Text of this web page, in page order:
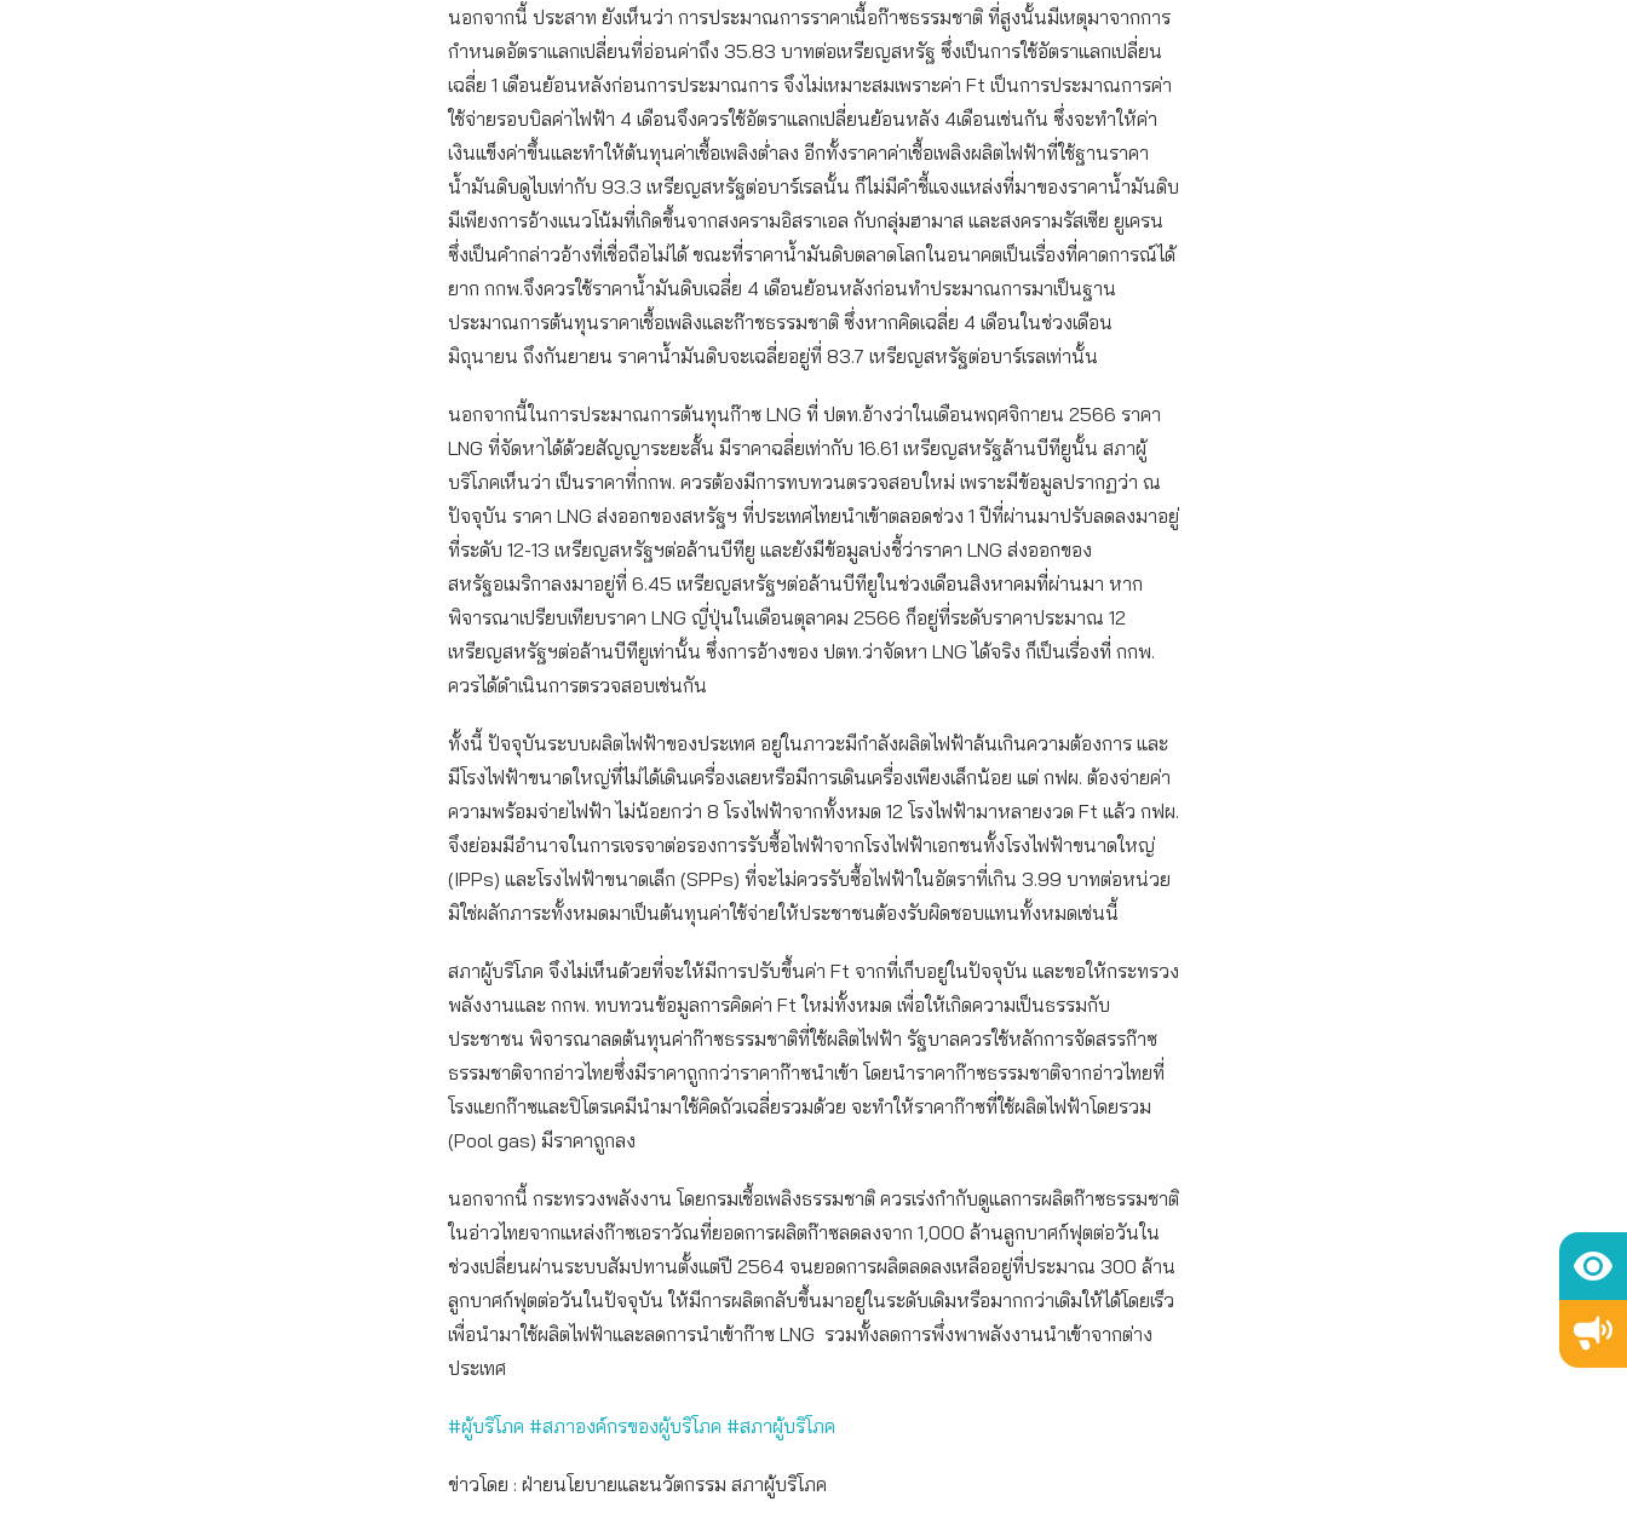
นอกจากนี้ ประสาท ยังเห็นว่า การประมาณการราคาเนื้อก๊าซธรรมชาติ ที่สูงนั้นมีเหตุมาจากการ
กำหนดอัตราแลกเปลี่ยนที่อ่อนค่าถึง 35.83 บาทต่อเหรียญสหรัฐ ซึ่งเป็นการใช้อัตราแลกเปลี่ยน
เฉลี่ย 1 เดือนย้อนหลังก่อนการประมาณการ จึงไม่เหมาะสมเพราะค่า Ft เป็นการประมาณการค่า
ใช้จ่ายรอบบิลค่าไฟฟ้า 4 เดือนจึงควรใช้อัตราแลกเปลี่ยนย้อนหลัง 4เดือนเช่นกัน ซึ่งจะทำให้ค่า
เงินแข็งค่าขึ้นและทำให้ต้นทุนค่าเชื้อเพลิงต่ำลง อีกทั้งราคาค่าเชื้อเพลิงผลิตไฟฟ้าที่ใช้ฐานราคา
น้ำมันดิบดูไบเท่ากับ 93.3 เหรียญสหรัฐต่อบาร์เรลนั้น ก็ไม่มีคำชี้แจงแหล่งที่มาของราคาน้ำมันดิบ
มีเพียงการอ้างแนวโน้มที่เกิดขึ้นจากสงครามอิสราเอล กับกลุ่มฮามาส และสงครามรัสเซีย ยูเครน
ซึ่งเป็นคำกล่าวอ้างที่เชื่อถือไม่ได้ ขณะที่ราคาน้ำมันดิบตลาดโลกในอนาคตเป็นเรื่องที่คาดการณ์ได้
ยาก กกพ.จึงควรใช้ราคาน้ำมันดิบเฉลี่ย 4 เดือนย้อนหลังก่อนทำประมาณการมาเป็นฐาน
ประมาณการต้นทุนราคาเชื้อเพลิงและก๊าชธรรมชาติ ซึ่งหากคิดเฉลี่ย 4 เดือนในช่วงเดือน
มิถุนายน ถึงกันยายน ราคาน้ำมันดิบจะเฉลี่ยอยู่ที่ 83.7 เหรียญสหรัฐต่อบาร์เรลเท่านั้น
นอกจากนี้ในการประมาณการต้นทุนก๊าซ LNG ที่ ปตท.อ้างว่าในเดือนพฤศจิกายน 2566 ราคา
LNG ที่จัดหาได้ด้วยสัญญาระยะสั้น มีราคาฉลี่ยเท่ากับ 16.61 เหรียญสหรัฐล้านบีทียูนั้น สภาผู้
บริโภคเห็นว่า เป็นราคาที่กกพ. ควรต้องมีการทบทวนตรวจสอบใหม่ เพราะมีข้อมูลปรากฏว่า ณ
ปัจจุบัน ราคา LNG ส่งออกของสหรัฐฯ ที่ประเทศไทยนำเข้าตลอดช่วง 1 ปีที่ผ่านมาปรับลดลงมาอยู่
ที่ระดับ 12-13 เหรียญสหรัฐฯต่อล้านบีทียู และยังมีข้อมูลบ่งชี้ว่าราคา LNG ส่งออกของ
สหรัฐอเมริกาลงมาอยู่ที่ 6.45 เหรียญสหรัฐฯต่อล้านบีทียูในช่วงเดือนสิงหาคมที่ผ่านมา หาก
พิจารณาเปรียบเทียบราคา LNG ญี่ปุ่นในเดือนตุลาคม 2566 ก็อยู่ที่ระดับราคาประมาณ 12
เหรียญสหรัฐฯต่อล้านบีทียูเท่านั้น ซึ่งการอ้างของ ปตท.ว่าจัดหา LNG ได้จริง ก็เป็นเรื่องที่ กกพ.
ควรได้ดำเนินการตรวจสอบเช่นกัน
ทั้งนี้ ปัจจุบันระบบผลิตไฟฟ้าของประเทศ อยู่ในภาวะมีกำลังผลิตไฟฟ้าล้นเกินความต้องการ และ
มีโรงไฟฟ้าขนาดใหญ่ที่ไม่ได้เดินเครื่องเลยหรือมีการเดินเครื่องเพียงเล็กน้อย แต่ กฟผ. ต้องจ่ายค่า
ความพร้อมจ่ายไฟฟ้า ไม่น้อยกว่า 8 โรงไฟฟ้าจากทั้งหมด 12 โรงไฟฟ้ามาหลายงวด Ft แล้ว กฟผ.
จึงย่อมมีอำนาจในการเจรจาต่อรองการรับซื้อไฟฟ้าจากโรงไฟฟ้าเอกชนทั้งโรงไฟฟ้าขนาดใหญ่
(IPPs) และโรงไฟฟ้าขนาดเล็ก (SPPs) ที่จะไม่ควรรับซื้อไฟฟ้าในอัตราที่เกิน 3.99 บาทต่อหน่วย
มิใช่ผลักภาระทั้งหมดมาเป็นต้นทุนค่าใช้จ่ายให้ประชาชนต้องรับผิดชอบแทนทั้งหมดเช่นนี้
สภาผู้บริโภค จึงไม่เห็นด้วยที่จะให้มีการปรับขึ้นค่า Ft จากที่เก็บอยู่ในปัจจุบัน และขอให้กระทรวง
พลังงานและ กกพ. ทบทวนข้อมูลการคิดค่า Ft ใหม่ทั้งหมด เพื่อให้เกิดความเป็นธรรมกับ
ประชาชน พิจารณาลดต้นทุนค่าก๊าซธรรมชาติที่ใช้ผลิตไฟฟ้า รัฐบาลควรใช้หลักการจัดสรรก๊าซ
ธรรมชาติจากอ่าวไทยซึ่งมีราคาถูกกว่าราคาก๊าซนำเข้า โดยนําราคาก๊าซธรรมชาติจากอ่าวไทยที่
โรงแยกก๊าซและปิโตรเคมีนำมาใช้คิดถัวเฉลี่ยรวมด้วย จะทำให้ราคาก๊าซที่ใช้ผลิตไฟฟ้าโดยรวม
(Pool gas) มีราคาถูกลง
นอกจากนี้ กระทรวงพลังงาน โดยกรมเชื้อเพลิงธรรมชาติ ควรเร่งกำกับดูแลการผลิตก๊าซธรรมชาติ
ในอ่าวไทยจากแหล่งก๊าซเอราวัณที่ยอดการผลิตก๊าซลดลงจาก 1,000 ล้านลูกบาศก์ฟุตต่อวันใน
ช่วงเปลี่ยนผ่านระบบสัมปทานตั้งแต่ปี 2564 จนยอดการผลิตลดลงเหลืออยู่ที่ประมาณ 300 ล้าน
ลูกบาศก์ฟุตต่อวันในปัจจุบัน ให้มีการผลิตกลับขึ้นมาอยู่ในระดับเดิมหรือมากกว่าเดิมให้ได้โดยเร็ว
เพื่อนำมาใช้ผลิตไฟฟ้าและลดการนำเข้าก๊าซ LNG รวมทั้งลดการพึ่งพาพลังงานนำเข้าจากต่าง
ประเทศ
#ผู้บริโภค #สภาองค์กรของผู้บริโภค #สภาผู้บริโภค
ข่าวโดย : ฝ่ายนโยบายและนวัตกรรม สภาผู้บริโภค